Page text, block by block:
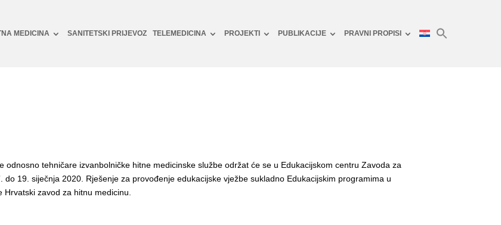
MEDICINA SANITETSKI PRIJEVOZ TELEMEDICINA PROJEKTI PUBLIKACIJE PRAVNI PROPISI
odnosno tehničare izvanbolničke hitne medicinske službe održat će se u Edukacijskom centru Zavoda za
19. siječnja 2020. Rješenje za provođenje edukacijske vježbe sukladno Edukacijskim programima u
zavod za hitnu medicinu.